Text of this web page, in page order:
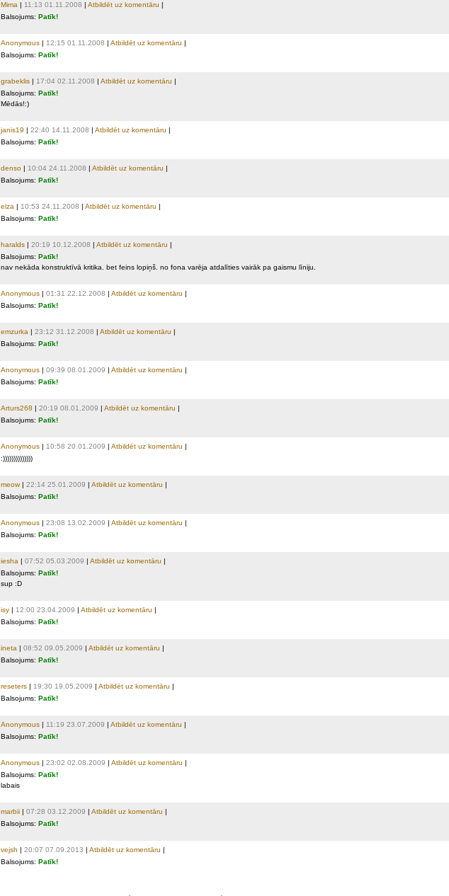
Mima| 11:13 01.11.2008 Atbildēt uz komentāru
Balsojums: Patīk!
Anonymous| 12:15 01.11.2008 Atbildēt uz komentāru
Balsojums: Patīk!
grabeklis| 17:04 02.11.2008 Atbildēt uz komentāru
Balsojums: Patīk!
Mēdās!:)
janis19 22:40 14.11.2008 Atbildēt uz komentāru
Balsojums: Patīk!
denso| 10:04 24.11.2008 Atbildēt uz komentāru
Balsojums: Patīk!
elza| 10:53 24.11.2008 Atbildēt uz komentāru
Balsojums: Patīk!
haralds| 20:19 10.12.2008 Atbildēt uz komentāru
Balsojums: Patīk!
nav nekāda konstruktīvā kritika. bet feins lopiņš. no fona varēja atdalīties vairāk pa gaismu līniju.
Anonymous| 01:31 22.12.2008 Atbildēt uz komentāru
Balsojums: Patīk!
emzurka| 23:12 31.12.2008 Atbildēt uz komentāru
Balsojums: Patīk!
Anonymous| 09:39 08.01.2009 Atbildēt uz komentāru
Balsojums: Patīk!
Arturs268 20:19 08.01.2009 Atbildēt uz komentāru
Balsojums: Patīk!
Anonymous| 10:58 20.01.2009 Atbildēt uz komentāru
:))))))))))))))
meow| 22:14 25.01.2009 Atbildēt uz komentāru
Balsojums: Patīk!
Anonymous| 23:08 13.02.2009 Atbildēt uz komentāru
Balsojums: Patīk!
iesha| 07:52 05.03.2009 Atbildēt uz komentāru
Balsojums: Patīk!
sup :D
isy| 12:00 23.04.2009 Atbildēt uz komentāru
Balsojums: Patīk!
ineta| 08:52 09.05.2009 Atbildēt uz komentāru
Balsojums: Patīk!
reseters| 19:30 19.05.2009 Atbildēt uz komentāru
Balsojums: Patīk!
Anonymous| 11:19 23.07.2009 Atbildēt uz komentāru
Balsojums: Patīk!
Anonymous| 23:02 02.08.2009 Atbildēt uz komentāru
Balsojums: Patīk!
labais
marbii| 07:28 03.12.2009 Atbildēt uz komentāru
Balsojums: Patīk!
vejsh 20:07 07.09.2013 Atbildēt uz komentāru
Balsojums: Patīk!